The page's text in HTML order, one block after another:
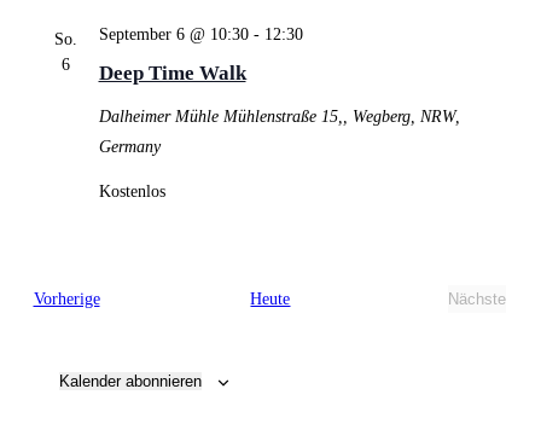
So.
6
Deep Time Walk
September 6 @ 10:30- 12:30
Dalheimer Mühle Mühlenstraße 15,, Wegberg, NRW,
Germany
Kostenlos
VorherigeVeranstaltungen Heute
Nächste
Kalender abonnieren